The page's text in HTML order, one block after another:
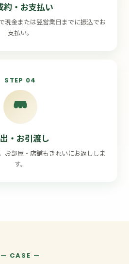
約・お支払い
現金または翌営業日までに振込でお
支払い。
STEP 04
・お引渡し
お部屋・店舗もきれいにお返ししま
す。
— CASE —